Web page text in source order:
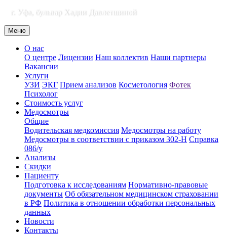
г. Уфа, бульвар Хадии Давлетшиной
Меню
О нас
О центре Лицензии Наш коллектив Наши партнеры
Вакансии
Услуги
УЗИ ЭКГ Прием анализов Косметология Фотек
Психолог
Стоимость услуг
Медосмотры
Общие
Водительская медкомиссия Медосмотры на работу
Медосмотры в соответствии с приказом 302-Н Справка
086/у
Анализы
Скидки
Пациенту
Подготовка к исследованиям Нормативно-правовые
документы Об обязательном медицинском страховании
в РФ Политика в отношении обработки персональных
данных
Новости
Контакты